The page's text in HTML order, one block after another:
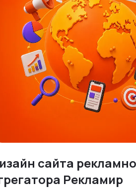
сайта
Рекламир